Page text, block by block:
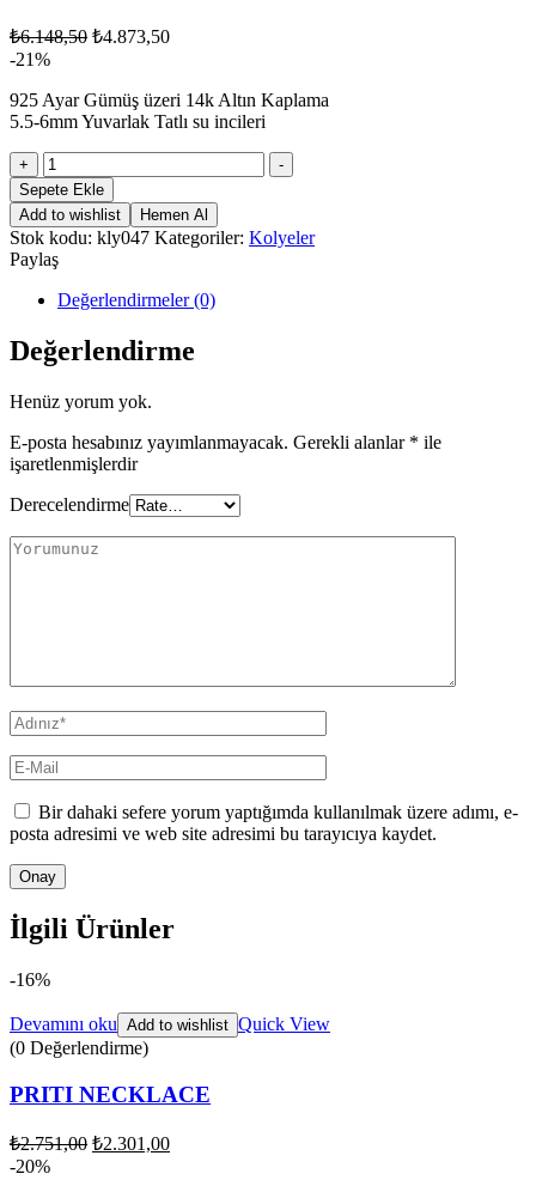
₺6.148,50 ₺4.873,50
-21%
925 Ayar Gümüş üzeri 14k Altın Kaplama
5.5-6mm Yuvarlak Tatlı su incileri
+
BIANCA
PERAL
NECKLACE
adet
-
Sepete Ekle
Add to wishlist
Hemen Al
Stok kodu: kly047 Kategoriler: Kolyeler
Paylaş
Değerlendirmeler (0)
Değerlendirme
Henüz yorum yok.
E-posta hesabınız yayımlanmayacak. Gerekli alanlar * ile
işaretlenmişlerdir
Derecelendirme
Bir dahaki sefere yorum yaptığımda kullanılmak üzere adımı, e-
posta adresimi ve web site adresimi bu tarayıcıya kaydet.
İlgili Ürünler
-16%
Devamını oku Add to wishlist Quick View
(0 Değerlendirme)
PRITI NECKLACE
₺2.751,00 ₺2.301,00
-20%